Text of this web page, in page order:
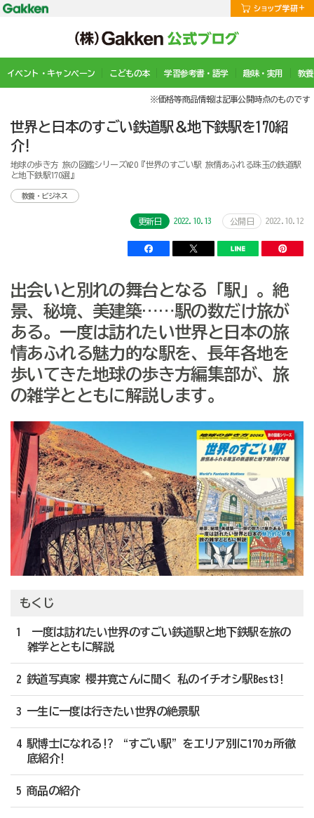
イベント・キャンペーン こどもの本 学習参考書・語学 趣味・実用 教
※価格等商品情報は記事公開時点のものです
世界と日本のすごい鉄道駅＆地下鉄駅を170紹
介!
地球の歩き方 旅の図鑑シリーズW20『世界のすごい駅 旅情あふれる珠玉の鉄道駅
と地下鉄駅170選』
教養・ビジネス
更新日 2022.10.13 公開日 2022.10.12
出会いと別れの舞台となる「駅」。絶
景、秘境、美建築……駅の数だけ旅が
ある。一度は訪れたい世界と日本の旅
情あふれる魅力的な駅を、長年各地を
歩いてきた地球の歩き方編集部が、旅
の雑学とともに解説します。
もくじ
1 一度は訪れたい世界のすごい鉄道駅と地下鉄駅を旅の
雑学とともに解説
2 鉄道写真家 櫻井寛さんに聞く 私のイチオシ駅Best3!
3 一生に一度は行きたい世界の絶景駅
4 駅博士になれる!? “すごい駅”をエリア別に170ヵ所徹
底紹介!
5 商品の紹介